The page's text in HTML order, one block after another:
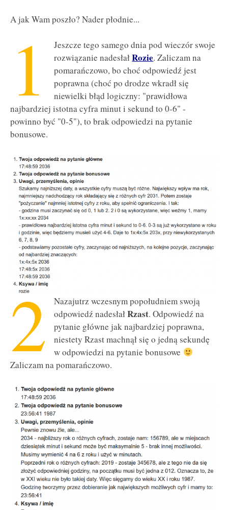
A jak Wam poszło? Nader płodnie...
1
Jeszcze tego samego dnia pod wieczór swoje
rozwiązanie nadesłałRozie. Zaliczam na
pomarańczowo, bo choć odpowiedź jest
poprawna (choć po drodze wkradł się
niewielki błąd logiczny: "prawidłowa
najbardziej istotna cyfra minut i sekund to 0-6" -
powinno być "0-5"), to brak odpowiedzi na pytanie
bonusowe.
2
Nazajutrz wczesnym popołudniem swoją
odpowiedź nadesłałRzast. Odpowiedź na
pytanie główne jak najbardziej poprawna,
niestety Rzast machnął się o jedną sekundę
w odpowiedzi na pytanie bonusowe
Zaliczam na pomarańczowo.